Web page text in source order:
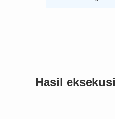
Hasil eksekusi